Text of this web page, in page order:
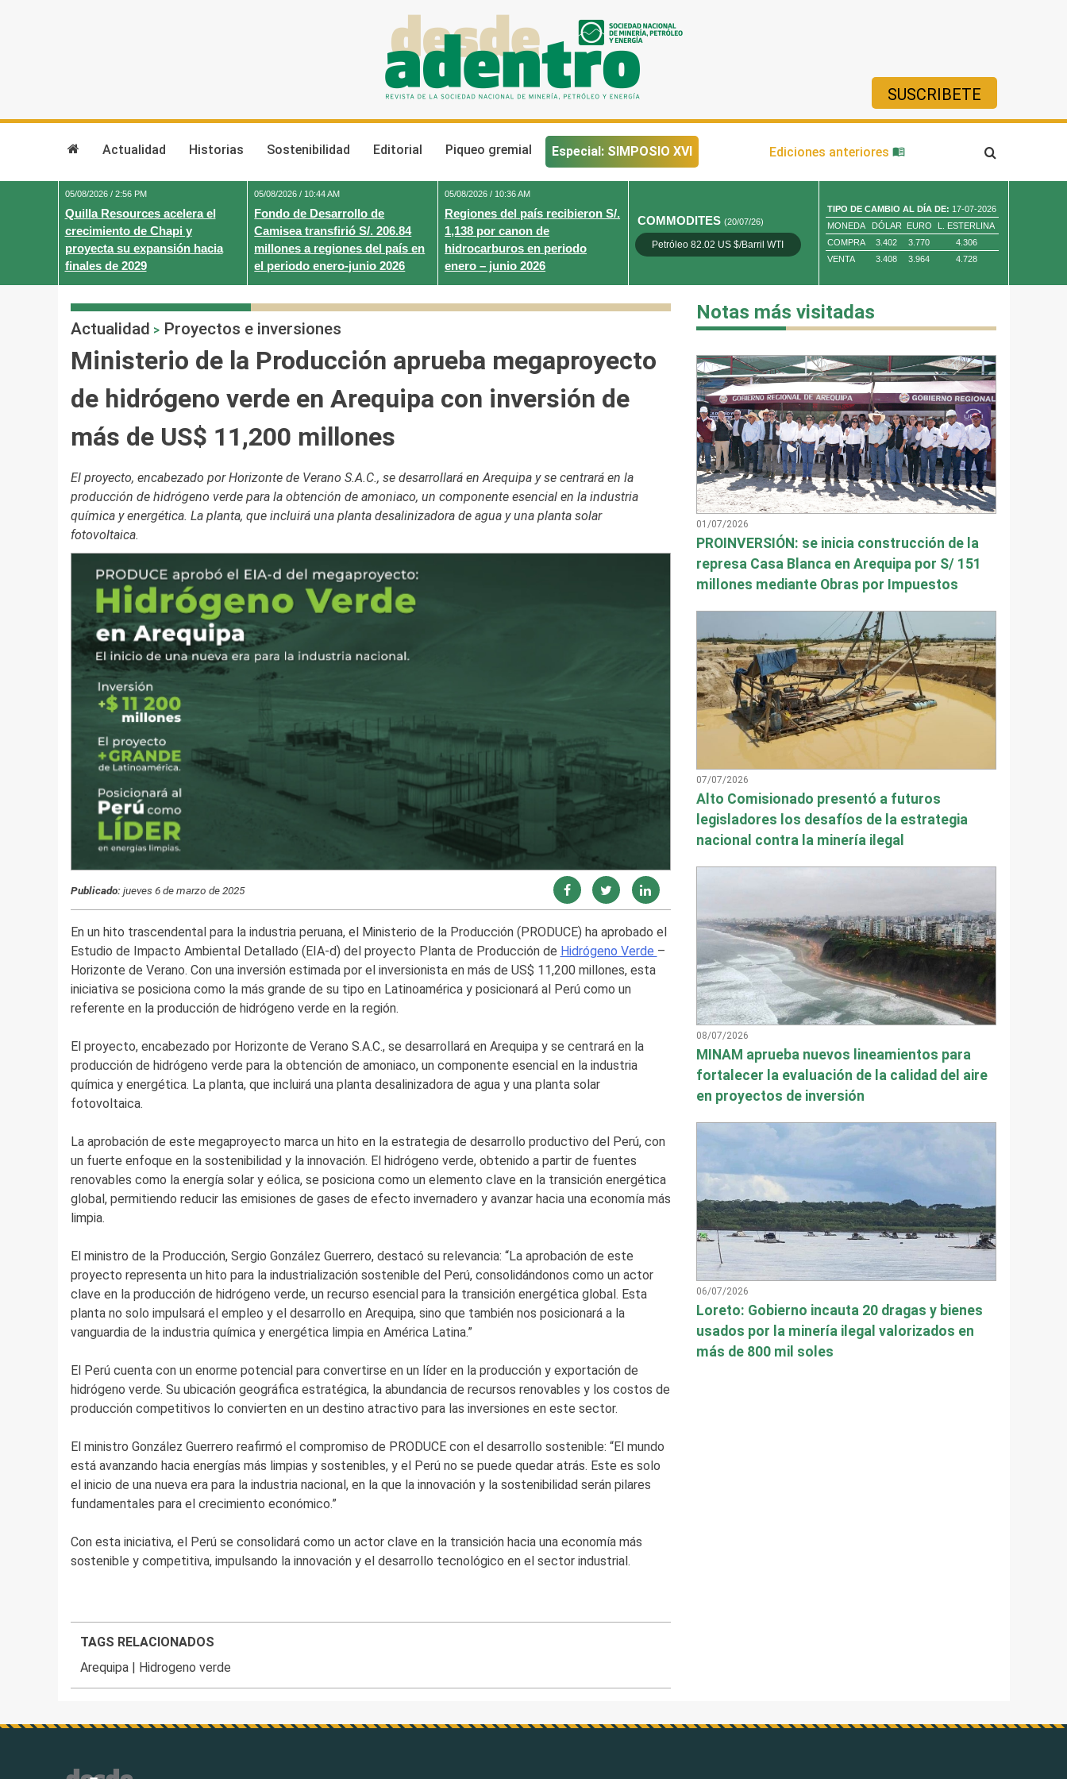
SUSCRIBETE
Actualidad Historias Sostenibilidad Editorial Piqueo gremial Especial: SIMPOSIO XVI Ediciones anteriores
05/08/2026 / 2:56 PM
Quilla Resources acelera el
crecimiento de Chapi y
proyecta su expansión hacia
finales de 2029
05/08/2026 / 10:44 AM
Fondo de Desarrollo de
Camisea transfirió S/. 206.84
millones a regiones del país en
el periodo enero-junio 2026
05/08/2026 / 10:36 AM
Regiones del país recibieron S/.
1,138 por canon de
hidrocarburos en periodo
enero – junio 2026
COMMODITES(20/07/26)
Petróleo 82.02 US $/Barril WTI Oro 4,010.80 US $/ Oz. Tr.
TIPO DE CAMBIO AL DÍA DE: 17-07-2026
MONEDA
DÓLAR EURO
L. ESTERLINA
COMPRA
3.402 3.770
4.306
VENTA
3.408 3.964 4.728
Actualidad > Proyectos e inversiones
Ministerio de la Producción aprueba megaproyecto
de hidrógeno verde en Arequipa con inversión de
más de US$ 11,200 millones
El proyecto, encabezado por Horizonte de Verano S.A.C., se desarrollará en Arequipa y se centrará en la
producción de hidrógeno verde para la obtención de amoniaco, un componente esencial en la industria
química y energética. La planta, que incluirá una planta desalinizadora de agua y una planta solar
fotovoltaica.
Publicado:jueves 6 de marzo de 2025
En un hito trascendental para la industria peruana, el Ministerio de la Producción (PRODUCE) ha aprobado el
Estudio de Impacto Ambiental Detallado (EIA-d) del proyecto Planta de Producción de Hidrógeno Verde –
Horizonte de Verano. Con una inversión estimada por el inversionista en más de US$ 11,200 millones, esta
iniciativa se posiciona como la más grande de su tipo en Latinoamérica y posicionará al Perú como un
referente en la producción de hidrógeno verde en la región.
El proyecto, encabezado por Horizonte de Verano S.A.C., se desarrollará en Arequipa y se centrará en la
producción de hidrógeno verde para la obtención de amoniaco, un componente esencial en la industria
química y energética. La planta, que incluirá una planta desalinizadora de agua y una planta solar
fotovoltaica.
La aprobación de este megaproyecto marca un hito en la estrategia de desarrollo productivo del Perú, con
un fuerte enfoque en la sostenibilidad y la innovación. El hidrógeno verde, obtenido a partir de fuentes
renovables como la energía solar y eólica, se posiciona como un elemento clave en la transición energética
global, permitiendo reducir las emisiones de gases de efecto invernadero y avanzar hacia una economía más
limpia.
El ministro de la Producción, Sergio González Guerrero, destacó su relevancia: “La aprobación de este
proyecto representa un hito para la industrialización sostenible del Perú, consolidándonos como un actor
clave en la producción de hidrógeno verde, un recurso esencial para la transición energética global. Esta
planta no solo impulsará el empleo y el desarrollo en Arequipa, sino que también nos posicionará a la
vanguardia de la industria química y energética limpia en América Latina.”
El Perú cuenta con un enorme potencial para convertirse en un líder en la producción y exportación de
hidrógeno verde. Su ubicación geográfica estratégica, la abundancia de recursos renovables y los costos de
producción competitivos lo convierten en un destino atractivo para las inversiones en este sector.
El ministro González Guerrero reafirmó el compromiso de PRODUCE con el desarrollo sostenible: “El mundo
está avanzando hacia energías más limpias y sostenibles, y el Perú no se puede quedar atrás. Este es solo
el inicio de una nueva era para la industria nacional, en la que la innovación y la sostenibilidad serán pilares
fundamentales para el crecimiento económico.”
Con esta iniciativa, el Perú se consolidará como un actor clave en la transición hacia una economía más
sostenible y competitiva, impulsando la innovación y el desarrollo tecnológico en el sector industrial.
TAGS RELACIONADOS
Arequipa | Hidrogeno verde
Notas más visitadas
01/07/2026
PROINVERSIÓN: se inicia construcción de la
represa Casa Blanca en Arequipa por S/ 151
millones mediante Obras por Impuestos
07/07/2026
Alto Comisionado presentó a futuros
legisladores los desafíos de la estrategia
nacional contra la minería ilegal
08/07/2026
MINAM aprueba nuevos lineamientos para
fortalecer la evaluación de la calidad del aire
en proyectos de inversión
06/07/2026
Loreto: Gobierno incauta 20 dragas y bienes
usados por la minería ilegal valorizados en
más de 800 mil soles